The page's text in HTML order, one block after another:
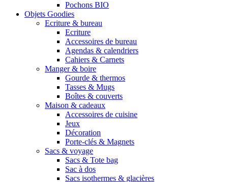
Pochons BIO
Objets Goodies
Ecriture & bureau
Ecriture
Accessoires de bureau
Agendas & calendriers
Cahiers & Carnets
Manger & boire
Gourde & thermos
Tasses & Mugs
Boîtes & couverts
Maison & cadeaux
Accessoires de cuisine
Jeux
Décoration
Porte-clés & Magnets
Sacs & voyage
Sacs & Tote bag
Sac à dos
Sacs isothermes & glacières